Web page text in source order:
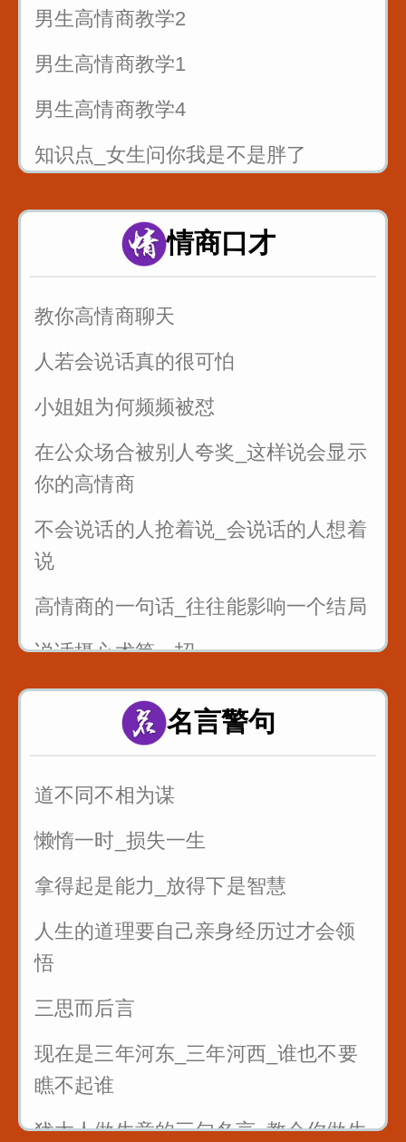
男生高情商教学2
男生高情商教学1
男生高情商教学4
知识点_女生问你我是不是胖了
这样说提高成功率
情侣之间说这句话永远不分手
情商口才
教你高情商聊天
人若会说话真的很可怕
小姐姐为何频频被怼
在公众场合被别人夸奖_这样说会显示
你的高情商
不会说话的人抢着说_会说话的人想着
说
高情商的一句话_往往能影响一个结局
说话摄心术第一招
一个脏字不说_如何回怼别人
一开口说话让别人喜欢你
别人夸你_如何巧妙回答_而不是阿谀
名言警句
道不同不相为谋
懒惰一时_损失一生
拿得起是能力_放得下是智慧
人生的道理要自己亲身经历过才会领
悟
三思而后言
现在是三年河东_三年河西_谁也不要
瞧不起谁
犹太人做生意的三句名言_教会你做生